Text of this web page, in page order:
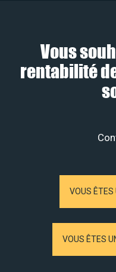
Vous
rentabilité
VOUS ÊTES
VOUS ÊTES